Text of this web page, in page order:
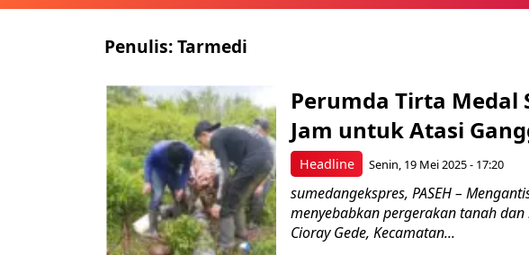
Penulis:Tarmedi
Headline
Perumda Tirta Medal
Jam untuk Atasi
Senin, 19 Mei 2025 - 17:20
sumedangekspres, PASEH –
menyebabkan pergerakan tanah
Cioray Gede, Kecamatan...